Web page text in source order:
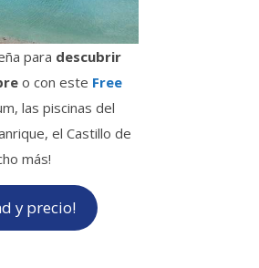
para descubrir
o con este Free
las piscinas del
el Castillo de
más!
y precio!